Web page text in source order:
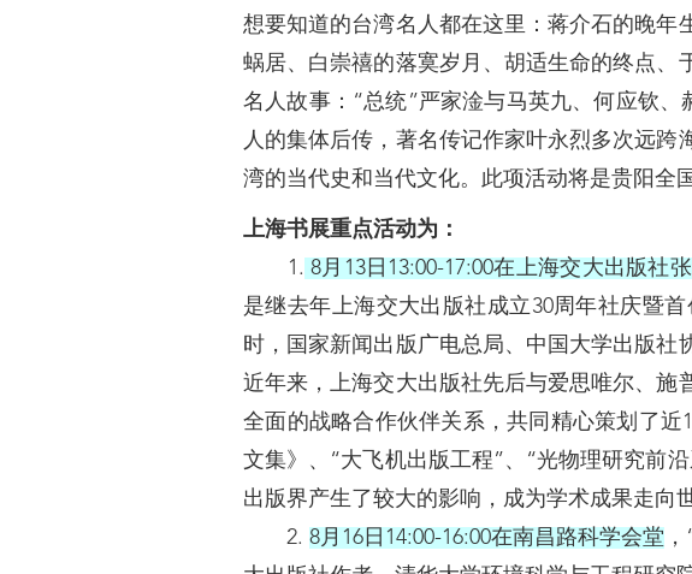
想要知道的台湾名人都在这里：蒋介石的晚
蜗居、白崇禧的落寞岁月、胡适生命的终点、
名人故事：“总统”严家淦与马英九、何应钦
人的集体后传，著名传记作家叶永烈多次远
湾的当代史和当代文化。此项活动将是贵阳全
上海书展重点活动为：
1. 8月13日13:00-17:00在上海交大出版社
是继去年上海交大出版社成立30周年社庆暨
时，国家新闻出版广电总局、中国大学出版社
近年来，上海交大出版社先后与爱思唯尔、施
全面的战略合作伙伴关系，共同精心策划了
文集》、“大飞机出版工程”、“光物理研究前
出版界产生了较大的影响，成为学术成果走向
2.8月16日14:00-16:00在南昌路科学会堂